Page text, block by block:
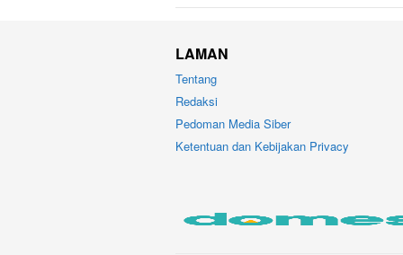
LAMAN
Tentang
Redaksi
Pedoman Media Siber
Ketentuan dan Kebijakan Privacy